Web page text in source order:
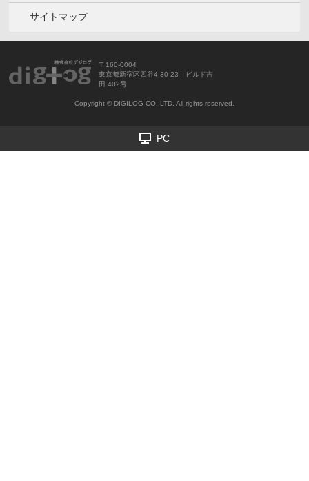
サイトマップ
〒160‐0004
東京都新宿区四谷4-30-23 ビルド吉
田 402号
Copyright © DIGILOG CO.,LTD. All rights reserved.
PC